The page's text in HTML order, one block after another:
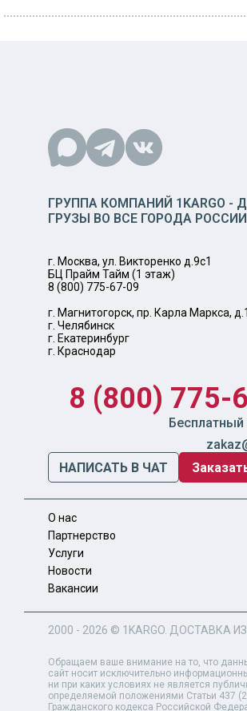
ГРУППА КОМПАНИЙ 1KARGO -
ГРУЗЫ ВО ВСЕ ГОРОДА РОССИИ
г. Москва, ул. Викторенко д.9с1
БЦ Прайм Тайм (1 этаж)
8 (800) 775-67-09
г. Магнитогорск, пр. Карла Маркса,
г. Челябинск
г. Екатеринбург
г. Краснодар
8 (800) 775-
Бесплатный
НАПИСАТЬ В ЧАТ
О нас
Партнерство
Услуги
Новости
Вакансии
2000 - 2026 © 1KARGO . ДОСТАВКА
Обращаем ваше внимание на то, что
сайт носит исключительно
ни при каких условиях не является
определяемой положениями Статьи 437
Гражданского кодекса Российской